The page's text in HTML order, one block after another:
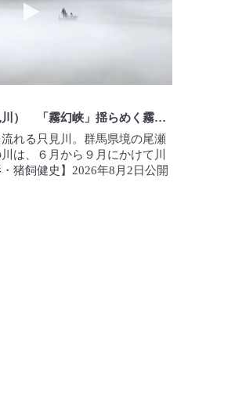
癒やし旅（福島・只見川） 「霧幻峡」揺らめく霧の幻想
れる只見川。群馬県境の尾瀬
は、６月から９月にかけて川
猪飼健史】2026年8月2日公開